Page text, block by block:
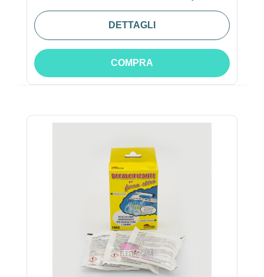
DETTAGLI
COMPRA